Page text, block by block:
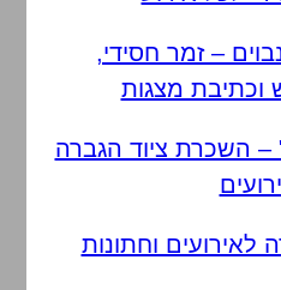
– זמר חסידי,
וכתיבת מצגות
– השכרת ציוד הגברה
לאירועים וחתונות